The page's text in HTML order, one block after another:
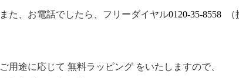
また、お電話でしたら、フリーダイヤル0120-35-8558（
ご用途に応じて 無料ラッピング をいたしますので、